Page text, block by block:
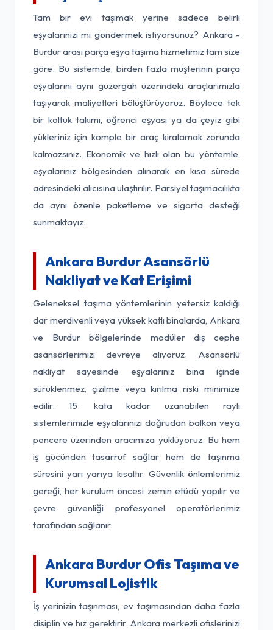
Tam bir evi taşımak yerine sadece belirli
eşyalarınızı mı göndermek istiyorsunuz? Ankara -
Burdur arası parça eşya taşıma hizmetimiz tam size
göre. Bu sistemde, birden fazla müşterinin parça
eşyalarını aynı güzergah üzerindeki araçlarımızla
taşıyarak maliyetleri bölüştürüyoruz. Böylece tek
bir koltuk takımı, öğrenci eşyası ya da çeyiz gibi
yükleriniz için komple bir araç kiralamak zorunda
kalmazsınız. Ekonomik ve hızlı olan bu yöntemle,
eşyalarınız bölgesinden alınarak en kısa sürede
adresindeki alıcısına ulaştırılır. Parsiyel taşımacılıkta
da aynı özenle paketleme ve sigorta desteği
sunmaktayız.
Ankara Burdur Asansörlü
Nakliyat ve Kat Erişimi
Geleneksel taşıma yöntemlerinin yetersiz kaldığı
dar merdivenli veya yüksek katlı binalarda, Ankara
ve Burdur bölgelerinde modüler dış cephe
asansörlerimizi devreye alıyoruz. Asansörlü
nakliyat sayesinde eşyalarınız bina içinde
sürüklenmez, çizilme veya kırılma riski minimize
edilir. 15. kata kadar uzanabilen raylı
sistemlerimizle eşyalarınızı doğrudan balkon veya
pencere üzerinden aracımıza yüklüyoruz. Bu hem
iş gücünden tasarruf sağlar hem de taşınma
süresini yarı yarıya kısaltır. Güvenlik önlemlerimiz
gereği, her kurulum öncesi zemin etüdü yapılır ve
çevre güvenliği profesyonel operatörlerimiz
tarafından sağlanır.
Ankara Burdur Ofis Taşıma ve
Kurumsal Lojistik
İş yerinizin taşınması, ev taşımasından daha fazla
disiplin ve hız gerektirir. Ankara merkezli ofislerinizi